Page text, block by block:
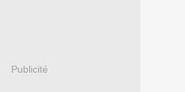
Publicité